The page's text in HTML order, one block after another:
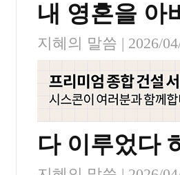
내 영혼을 아
지혜의 말씀 | 2026/
다 이루었다